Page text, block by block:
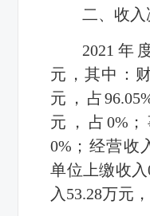
二、收入
2021年
元，其中：
元，占
元，占0%
0%；经营收
单位上缴收
入53.28万元